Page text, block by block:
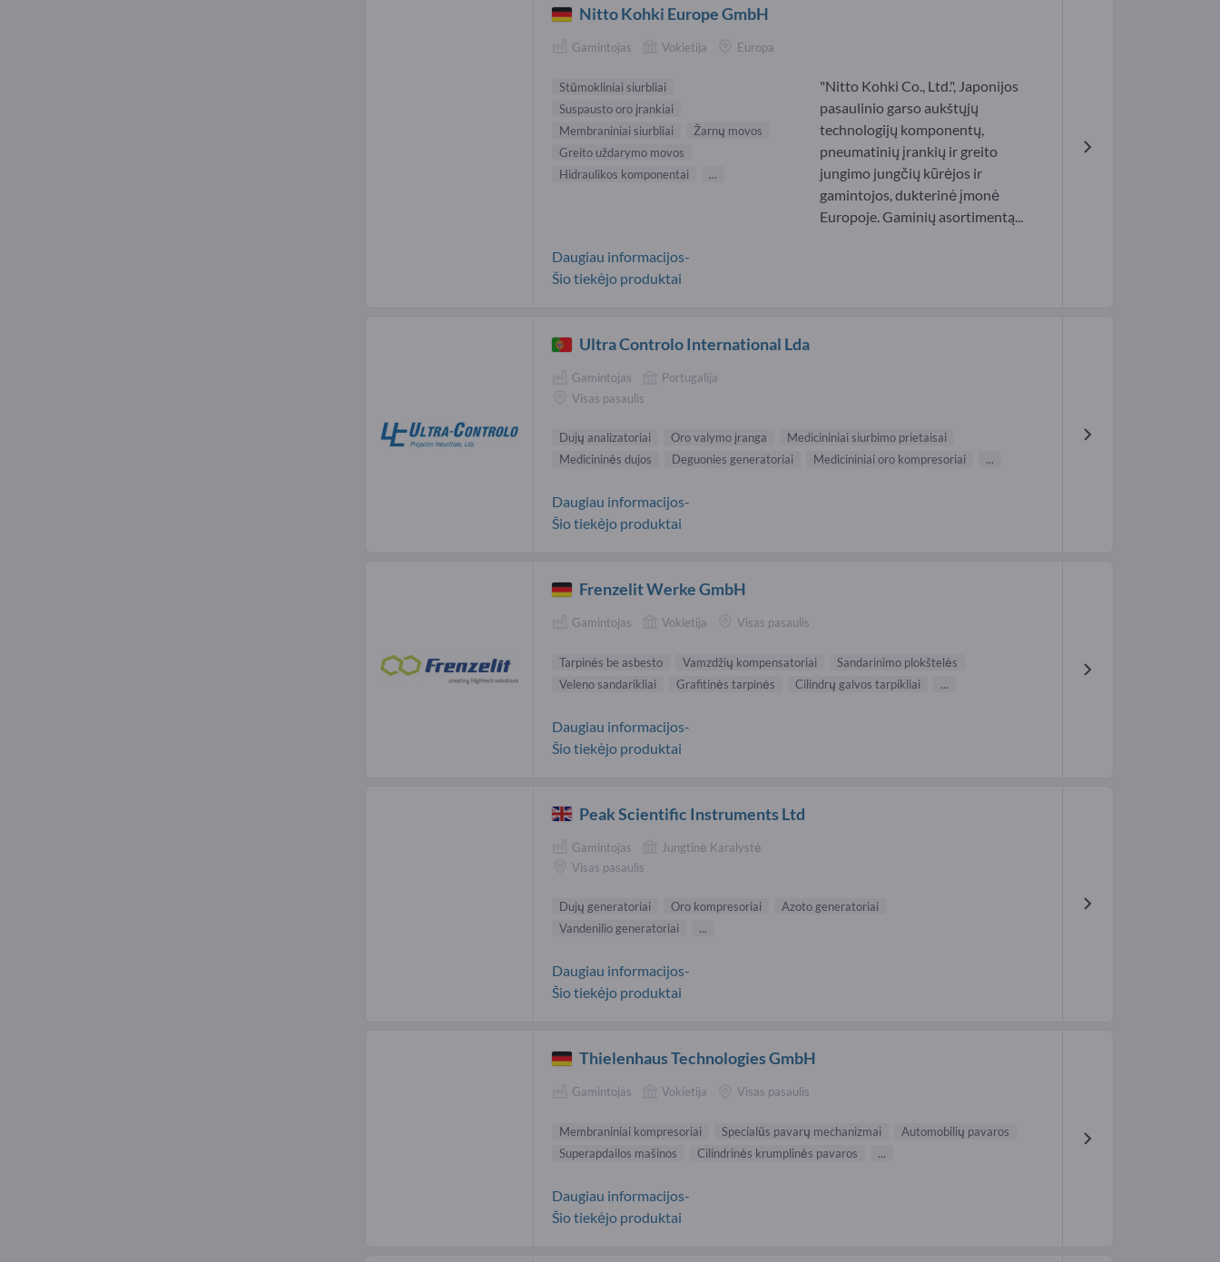
Nitto Kohki Europe GmbH
Gamintojas Vokietija Europa
Stūmokliniai siurbliai
Suspausto oro įrankiai
Membraniniai siurbliai
Žarnų movos
Greito uždarymo movos
Hidraulikos komponentai
...
"Nitto Kohki Co., Ltd.", Japonijos
pasaulinio garso aukštųjų
technologijų komponentų,
pneumatinių įrankių ir greito
jungimo jungčių kūrėjos ir
gamintojos, dukterinė įmonė
Europoje. Gaminių asortimentą...
Daugiau informacijos-
Šio tiekėjo produktai
Ultra Controlo International Lda
Gamintojas
Portugalija
Visas pasaulis
Dujų analizatoriai Oro valymo įranga
Medicininiai siurbimo prietaisai
Medicininės dujos
Deguonies generatoriai Medicininiai oro kompresoriai ...
Daugiau informacijos-
Šio tiekėjo produktai
Frenzelit Werke GmbH
Gamintojas Vokietija Visas pasaulis
Tarpinės be asbesto Vamzdžių kompensatoriai
Sandarinimo plokštelės
Veleno sandarikliai
Grafitinės tarpinės Cilindrų galvos tarpikliai ...
Daugiau informacijos-
Šio tiekėjo produktai
Peak Scientific Instruments Ltd
Gamintojas
Jungtinė Karalystė
Visas pasaulis
Dujų generatoriai Oro kompresoriai
Azoto generatoriai
Vandenilio generatoriai
...
Daugiau informacijos-
Šio tiekėjo produktai
Thielenhaus Technologies GmbH
Gamintojas Vokietija Visas pasaulis
Membraniniai kompresoriai Specialūs pavarų mechanizmai
Automobilių pavaros
Superapdailos mašinos
Cilindrinės krumplinės pavaros ...
Daugiau informacijos-
Šio tiekėjo produktai